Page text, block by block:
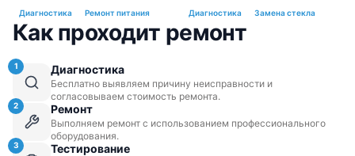
Диагностика Ремонт питания Диагностика Замена стекла
Как проходит ремонт
1 Диагностика
Бесплатно выявляем причину неисправности и
согласовываем стоимость ремонта.
2 Ремонт
Выполняем ремонт с использованием профессионального
оборудования.
3 Тестирование